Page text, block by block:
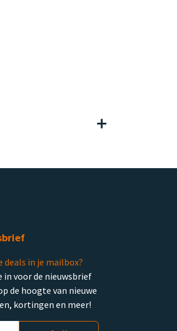
deals in je mailbox?
in voor de nieuwsbrief
de hoogte van nieuwe
kortingen en meer!